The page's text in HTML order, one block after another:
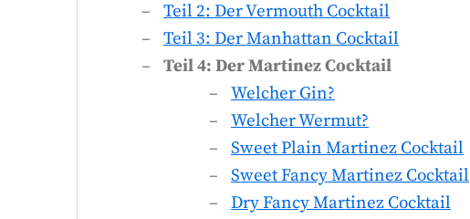
Teil 2: Der Vermouth Cocktail
Teil 3: Der Manhattan Cocktail
Teil 4: Der Martinez Cocktail
Welcher Gin?
Welcher Wermut?
Sweet Plain Martinez Cocktail
Sweet Fancy Martinez Cocktail
Dry Fancy Martinez Cocktail